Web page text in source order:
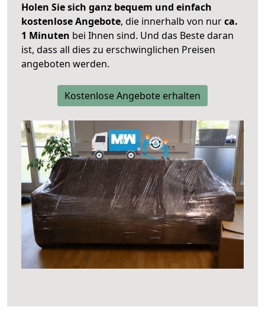
Holen Sie sich ganz bequem und einfach
kostenlose Angebote, die innerhalb von nurca.
1 Minuten bei Ihnen sind. Und das Beste daran
ist, dass all dies zu erschwinglichen Preisen
angeboten werden.
Kostenlose Angebote erhalten